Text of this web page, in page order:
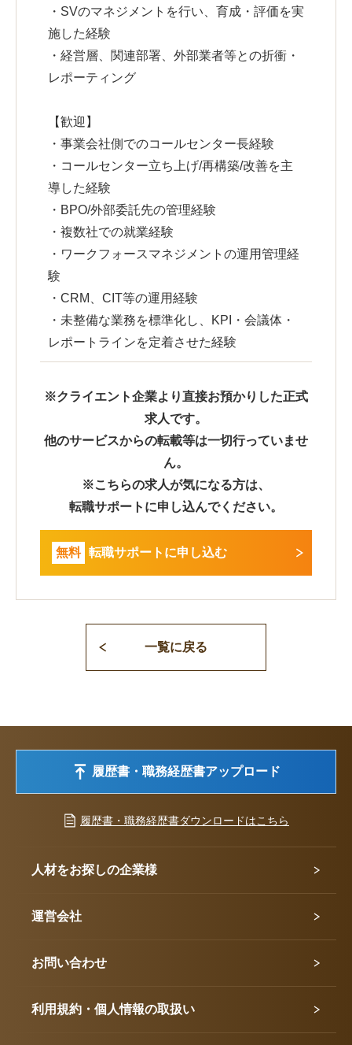
・SVのマネジメントを行い、育成・評価を実
施した経験
・経営層、関連部署、外部業者等との折衝・
レポーティング
【歓迎】
・事業会社側でのコールセンター長経験
・コールセンター立ち上げ/再構築/改善を主
導した経験
・BPO/外部委託先の管理経験
・複数社での就業経験
・ワークフォースマネジメントの運用管理経
験
・CRM、CIT等の運用経験
・未整備な業務を標準化し、KPI・会議体・
レポートラインを定着させた経験
※クライエント企業より直接お預かりした正式
求人です。
他のサービスからの転載等は一切行っていませ
ん。
※こちらの求人が気になる方は、
転職サポートに申し込んでください。
無料 転職サポートに申し込む
一覧に戻る
履歴書・職務経歴書アップロード
履歴書・職務経歴書ダウンロードはこちら
人材をお探しの企業様
運営会社
お問い合わせ
利用規約・個人情報の取扱い